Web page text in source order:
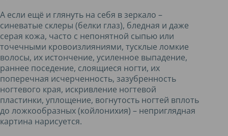
А если ещё и глянуть на себя в зеркало –
синеватые склеры (белки глаз), бледная и даже
серая кожа, часто с непонятной сыпью или
точечными кровоизлияниями, тусклые ломкие
волосы, их истончение, усиленное выпадение,
раннее поседение, слоящиеся ногти, их
поперечная исчерченность, зазубренность
ногтевого края, искривление ногтевой
пластинки, уплощение, вогнутость ногтей вплоть
до ложкообразных (койлонихия) – неприглядная
картина нарисуется.